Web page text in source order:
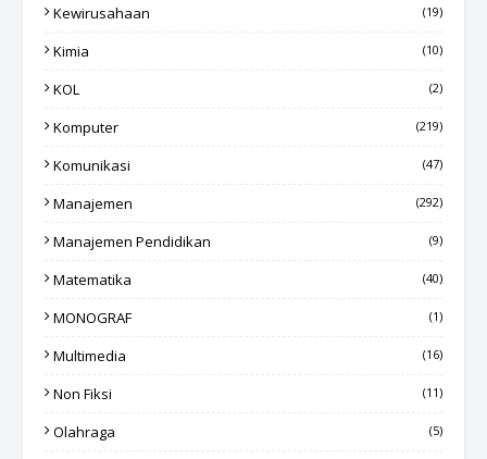
Kewirusahaan (19)
Kimia (10)
KOL (2)
Komputer (219)
Komunikasi (47)
Manajemen (292)
Manajemen Pendidikan (9)
Matematika (40)
MONOGRAF (1)
Multimedia (16)
Non Fiksi (11)
Olahraga (5)